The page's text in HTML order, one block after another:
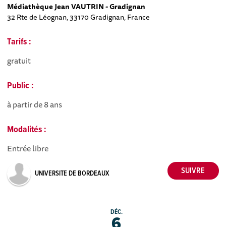
Médiathèque Jean VAUTRIN - Gradignan
32 Rte de Léognan, 33170 Gradignan, France
Tarifs :
gratuit
Public :
à partir de 8 ans
Modalités :
Entrée libre
UNIVERSITE DE BORDEAUX
DÉC.